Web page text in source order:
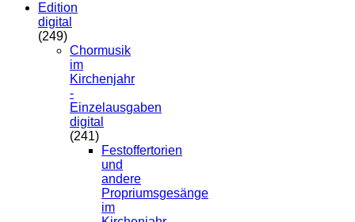
Edition
digital
(249)
Chormusik
im
Kirchenjahr
-
Einzelausgaben
digital
(241)
Festoffertorien
und
andere
Propriumsgesänge
im